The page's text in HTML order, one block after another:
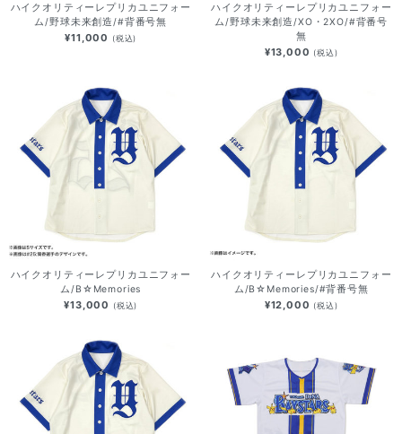
ハイクオリティーレプリカユニフォー
ム/野球未来創造/#背番号無
¥11,000 (税込)
ハイクオリティーレプリカユニフォー
ム/野球未来創造/XO・2XO/#背番号
無
¥13,000 (税込)
ハイクオリティーレプリカユニフォー
ム/B☆Memories
¥13,000 (税込)
ハイクオリティーレプリカユニフォー
ム/B☆Memories/#背番号無
¥12,000 (税込)